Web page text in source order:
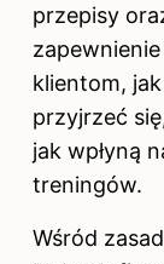
przepisy
klientom,
przyjrzeć
jak wpłyną
treningów.
Wśród